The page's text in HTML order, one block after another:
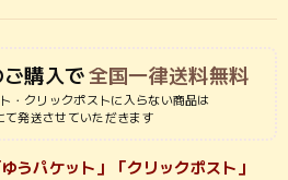
購入で全国一律送料無料
・クリックポストに入らない商品は
て発送させていただきます
うパケット」「クリックポスト」